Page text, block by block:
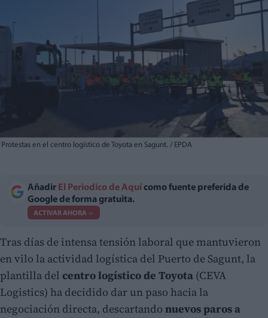
Protestas en el centro logístico de Toyota en Sagunt. / EPDA
Añadir El Periodico de Aquí como fuente preferida de
Google de forma gratuita.
ACTIVAR AHORA
Tras días de intensa tensión laboral que mantuvieron
en vilo la actividad logística del Puerto de Sagunt, la
plantilla del centro logístico de Toyota (CEVA
Logistics) ha decidido dar un paso hacia la
negociación directa, descartando nuevos paros a